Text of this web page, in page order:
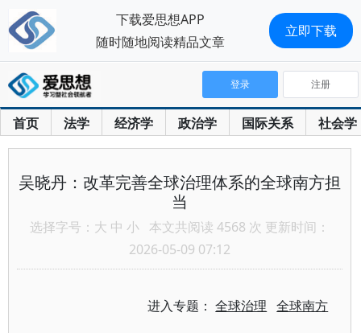
首页 法学 经济学 政治学 国际关系 社会学
登录 注册
吴晓丹：改革完善全球治理体系的全球南方担
当
选择字号： 大 中 小 本文共阅读 4568 次 更新时间：
2026-05-09 07:12
进入专题：全球治理 全球南方
下载爱思想APP
随时随地阅读精品文章
立即下载